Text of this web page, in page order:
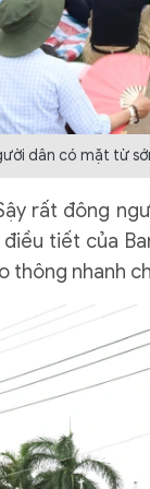
dân có mặt từ
rất đông
tiết của
nhanh